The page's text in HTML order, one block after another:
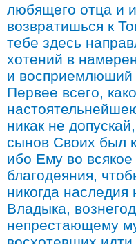
любящего отца и
возвратишься к
тебе здесь
хотений в
и восприемлюший
Первее всего,
никак не
сынов Своих был
ибо Ему во
благодеяния,
никогда
Владыка,
непрестающему